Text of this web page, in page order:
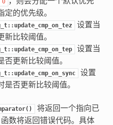
0
定的优先级。
设置当
新比较阈值。
设置当
否更新比较阈值。
设置
是否更新比较阈值。
将返回一个指向已
数将返回错误代码。具体